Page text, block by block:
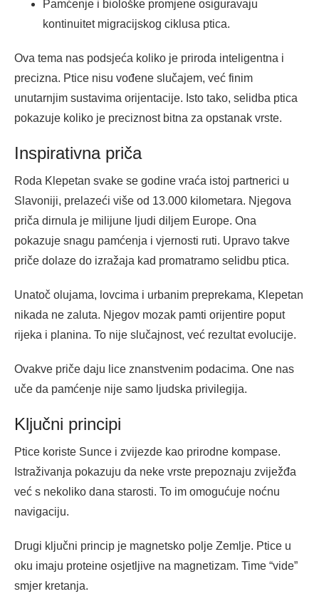
Pamćenje i biološke promjene osiguravaju
kontinuitet migracijskog ciklusa ptica.
Ova tema nas podsjeća koliko je priroda inteligentna i
precizna. Ptice nisu vođene slučajem, već finim
unutarnjim sustavima orijentacije. Isto tako, selidba ptica
pokazuje koliko je preciznost bitna za opstanak vrste.
Inspirativna priča
Roda Klepetan svake se godine vraća istoj partnerici u
Slavoniji, prelazeći više od 13.000 kilometara. Njegova
priča dirnula je milijune ljudi diljem Europe. Ona
pokazuje snagu pamćenja i vjernosti ruti. Upravo takve
priče dolaze do izražaja kad promatramo selidbu ptica.
Unatoč olujama, lovcima i urbanim preprekama, Klepetan
nikada ne zaluta. Njegov mozak pamti orijentire poput
rijeka i planina. To nije slučajnost, već rezultat evolucije.
Ovakve priče daju lice znanstvenim podacima. One nas
uče da pamćenje nije samo ljudska privilegija.
Ključni principi
Ptice koriste Sunce i zvijezde kao prirodne kompase.
Istraživanja pokazuju da neke vrste prepoznaju zviježđa
već s nekoliko dana starosti. To im omogućuje noćnu
navigaciju.
Drugi ključni princip je magnetsko polje Zemlje. Ptice u
oku imaju proteine osjetljive na magnetizam. Time “vide”
smjer kretanja.